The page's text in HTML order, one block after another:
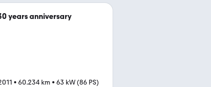
years anniversary
• 60.234 km • 63 kW (86 PS)